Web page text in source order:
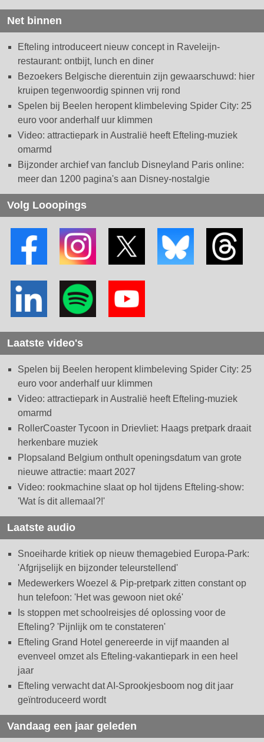
Net binnen
Efteling introduceert nieuw concept in Raveleijn-
restaurant: ontbijt, lunch en diner
Bezoekers Belgische dierentuin zijn gewaarschuwd: hier
kruipen tegenwoordig spinnen vrij rond
Spelen bij Beelen heropent klimbeleving Spider City: 25
euro voor anderhalf uur klimmen
Video: attractiepark in Australië heeft Efteling-muziek
omarmd
Bijzonder archief van fanclub Disneyland Paris online:
meer dan 1200 pagina's aan Disney-nostalgie
Volg Looopings
Laatste video's
Spelen bij Beelen heropent klimbeleving Spider City: 25
euro voor anderhalf uur klimmen
Video: attractiepark in Australië heeft Efteling-muziek
omarmd
RollerCoaster Tycoon in Drievliet: Haags pretpark draait
herkenbare muziek
Plopsaland Belgium onthult openingsdatum van grote
nieuwe attractie: maart 2027
Video: rookmachine slaat op hol tijdens Efteling-show:
'Wat ís dit allemaal?!'
Laatste audio
Snoeiharde kritiek op nieuw themagebied Europa-Park:
'Afgrijselijk en bijzonder teleurstellend'
Medewerkers Woezel & Pip-pretpark zitten constant op
hun telefoon: 'Het was gewoon niet oké'
Is stoppen met schoolreisjes dé oplossing voor de
Efteling? 'Pijnlijk om te constateren'
Efteling Grand Hotel genereerde in vijf maanden al
evenveel omzet als Efteling-vakantiepark in een heel
jaar
Efteling verwacht dat AI-Sprookjesboom nog dit jaar
geïntroduceerd wordt
Vandaag een jaar geleden